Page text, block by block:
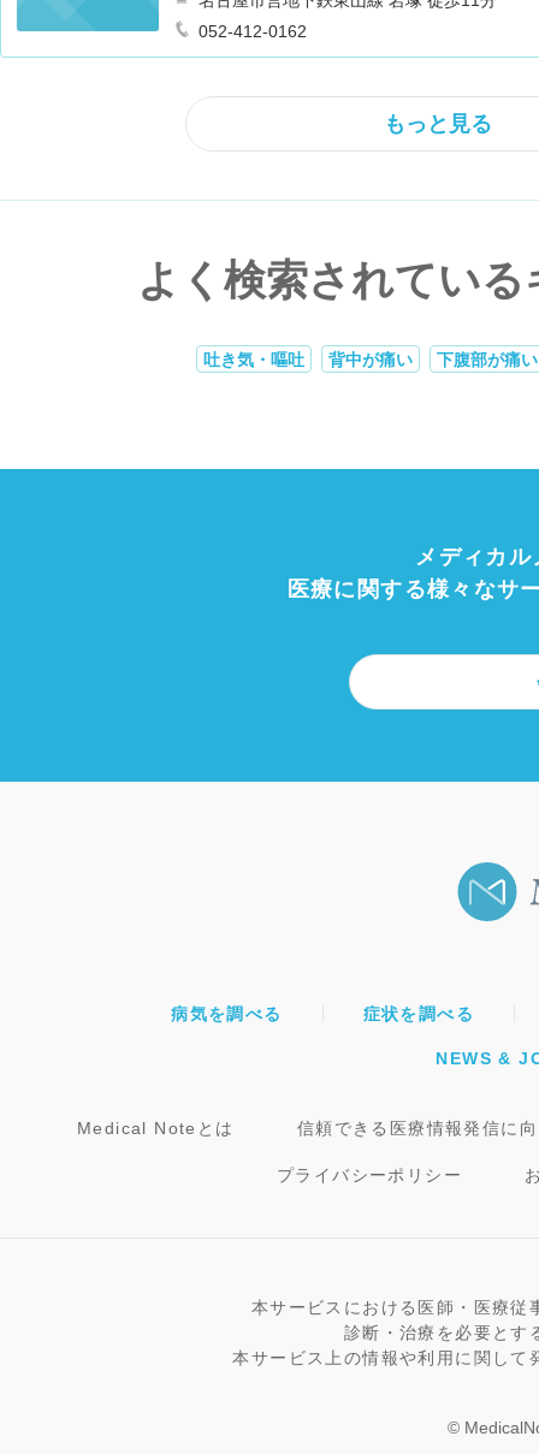
052-412-0162
もっと見る
よく検索されてい
吐き気・嘔吐 背中が痛い 下腹部が痛い
メディカル
医療に関する様々なサ
病気を調べる 症状を調べる
NEWS &
Medical Noteとは 信頼できる医療情報発信に
プライバシーポリシー
本サービスにおける医師・医療従
診断・治療を必要とす
本サービス上の情報や利用に関し
©